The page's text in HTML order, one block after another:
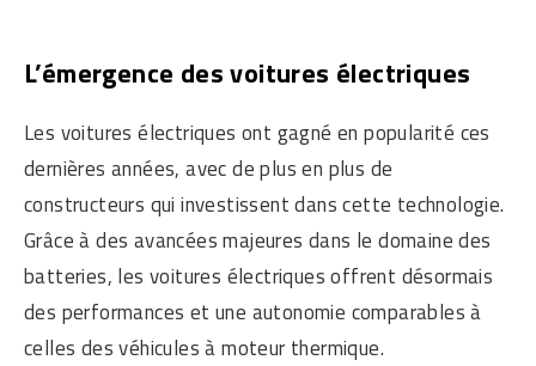
L’émergence des voitures électriques
Les voitures électriques ont gagné en popularité ces
dernières années, avec de plus en plus de
constructeurs qui investissent dans cette technologie.
Grâce à des avancées majeures dans le domaine des
batteries, les voitures électriques offrent désormais
des performances et une autonomie comparables à
celles des véhicules à moteur thermique.